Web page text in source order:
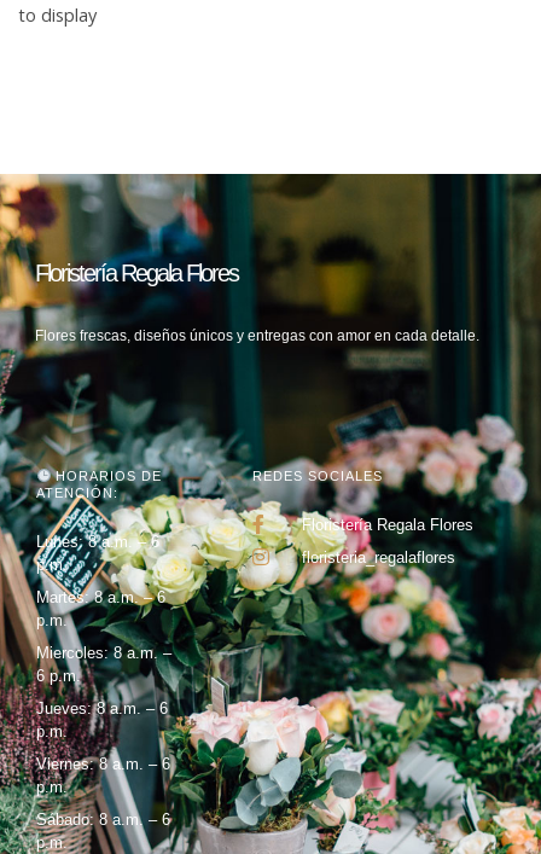
to display
REDES SOCIALES
Floristería Regala Flores
floristeria_regalaflores
HORARIOS DE
ATENCIÓN:
Lunes: 8 a.m. – 6
p.m.
Martes: 8 a.m. – 6
p.m.
Miercoles: 8 a.m. –
6 p.m.
Jueves: 8 a.m. – 6
p.m.
Viernes: 8 a.m. – 6
p.m.
Sábado: 8 a.m. – 6
p.m.
Floristería Regala Flores
Flores frescas, diseños únicos y entregas con amor en cada detalle.